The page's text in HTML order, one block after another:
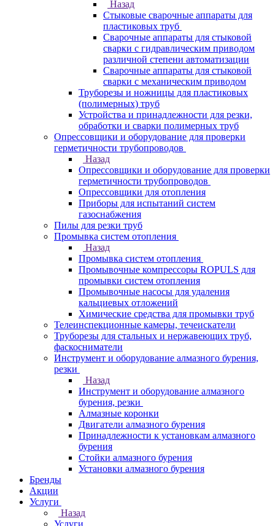
Назад
Стыковые сварочные аппараты для
пластиковых труб
Сварочные аппараты для стыковой
сварки с гидравлическим приводом
различной степени автоматизации
Сварочные аппараты для стыковой
сварки с механическим приводом
Труборезы и ножницы для пластиковых
(полимерных) труб
Устройства и принадлежности для резки,
обработки и сварки полимерных труб
Опрессовщики и оборудование для проверки
герметичности трубопроводов
Назад
Опрессовщики и оборудование для проверки
герметичности трубопроводов
Опрессовщики для отопления
Приборы для испытаний систем
газоснабжения
Пилы для резки труб
Промывка систем отопления
Назад
Промывка систем отопления
Промывочные компрессоры ROPULS для
промывки систем отопления
Промывочные насосы для удаления
кальциевых отложений
Химические средства для промывки труб
Телеинспекционные камеры, течеискатели
Труборезы для стальных и нержавеющих труб,
фаскосниматели
Инструмент и оборудование алмазного бурения,
резки
Назад
Инструмент и оборудование алмазного
бурения, резки
Алмазные коронки
Двигатели алмазного бурения
Принадлежности к установкам алмазного
бурения
Стойки алмазного бурения
Установки алмазного бурения
Бренды
Акции
Услуги
Назад
Услуги